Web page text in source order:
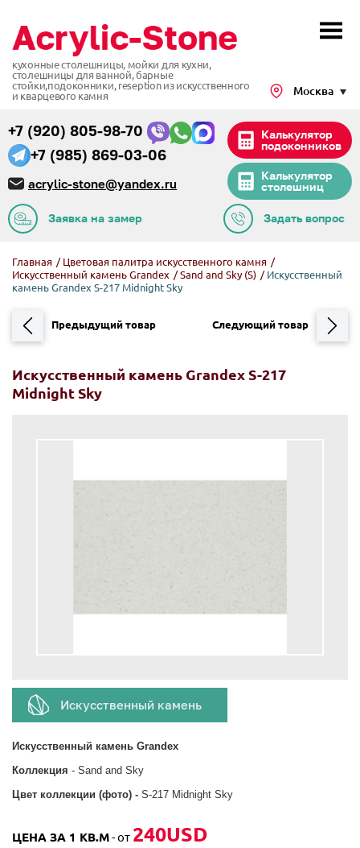
кухонные столешницы, мойки для кухни,
столешницы для ванной, барные
стойки,подоконники, reseption из искусственного
и кварцевого камня
+7 (985) 869-03-06
+7 (920) 805-98-70
acrylic-stone@yandex.ru
Калькулятор
столешниц
Калькулятор
подоконников
Москва
Задать вопрос
Заявка на замер
Главная / Цветовая палитра искусственного камня /
Искусственный камень Grandex /Sand and Sky (S) / Искусственный
камень Grandex S-217 Midnight Sky
Искусственный камень Grandex S-217
Midnight Sky
Искусственный камень
Искусственный камень Grandex
Коллекция - Sand and Sky
Цвет коллекции (фото) - S-217 Midnight Sky
ЦЕНА ЗА 1 КВ.М- от 240USD